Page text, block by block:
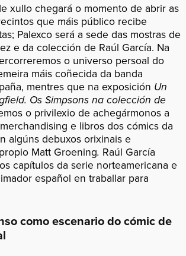
xullo chegará o momento de abrir as
que máis público recibe
Palexco será a sede das mostras de
e da colección de Raúl García. Na
o universo persoal do
máis coñecida da banda
mentres que na exposición Un
Os Simpsons na colección de
o privilexio de achegármonos a
e libros dos cómics da
algúns debuxos orixinais e
Matt Groening. Raúl García
capítulos da serie norteamericana e
español en traballar para
como escenario do cómic de